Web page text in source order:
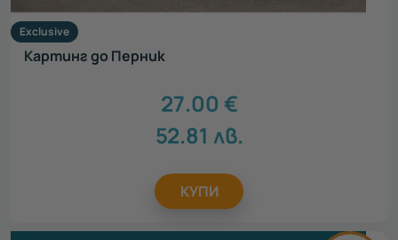
Exclusive
Картинг до Перник
27.00 €
52.81 лв.
КУПИ